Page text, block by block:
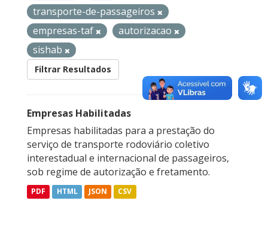
transporte-de-passageiros
empresas-taf
autorizacao
sishab
Filtrar Resultados
Empresas Habilitadas
Empresas habilitadas para a prestação do
serviço de transporte rodoviário coletivo
interestadual e internacional de passageiros,
sob regime de autorização e fretamento.
PDF HTML JSON CSV